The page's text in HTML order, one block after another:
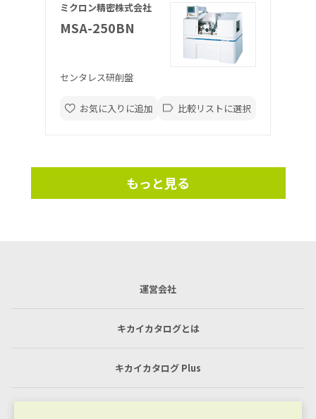
ミクロン精密株式会社
MSA-250BN
センタレス研削盤
お気に入りに追加 比較リストに選択
もっと見る
運営会社
キカイカタログとは
キカイカタログ Plus